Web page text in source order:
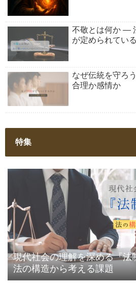
不敬とは何か ―
が定められてい
なぜ伝統を守ろ
合理か感情か
特集
現代社会の理解を深める『
法の構造から考える課題